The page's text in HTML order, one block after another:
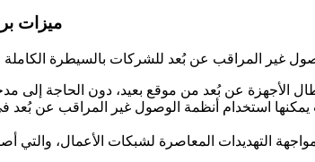
ميزات
يمكنها استخدام أنظمة الوصول غير المراقب عن
التهديدات المعاصرة لشبكات الأعمال، والتي